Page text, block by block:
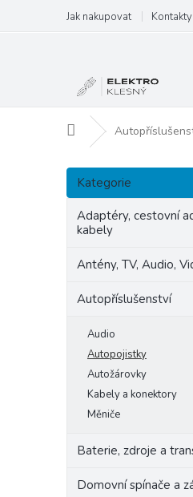
obsah
Jak nakupovat Kontakty
Domů
P
s
Přeskočit
kategorie
Kategorie
Adaptéry, cestovní
kabely
Antény, TV, Audio,
Autopříslušenství
Audio
Autopojistky
Autožárovky
Kabely a konektory
Měniče
Baterie, zdroje a
Domovní spínače a